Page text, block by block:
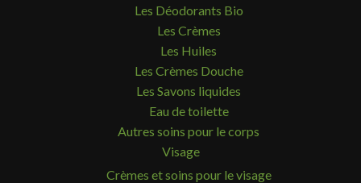
Les Déodorants Bio
Les Crèmes
Les Huiles
Les Crèmes Douche
Les Savons liquides
Eau de toilette
Autres soins pour le corps
Visage
Crèmes et soins pour le visage